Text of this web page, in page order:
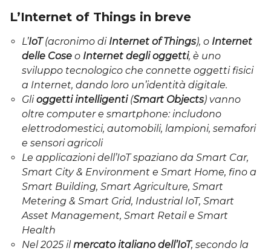
L’Internet of Things in breve
L’IoT(acronimo di Internet of Things), o Internet
delle Cose o Internet degli oggetti, è uno
sviluppo tecnologico che connette oggetti fisici
a Internet, dando loro un’identità digitale.
Glioggetti intelligenti(Smart Objects) vanno
oltre computer e smartphone: includono
elettrodomestici, automobili, lampioni, semafori
e sensori agricoli
Le applicazioni dell’IoT spaziano da Smart Car,
Smart City & Environment e Smart Home, fino a
Smart Building, Smart Agriculture, Smart
Metering & Smart Grid, Industrial IoT, Smart
Asset Management, Smart Retail e Smart
Health
Nel 2025 ilmercato italiano dell’IoT, secondo la